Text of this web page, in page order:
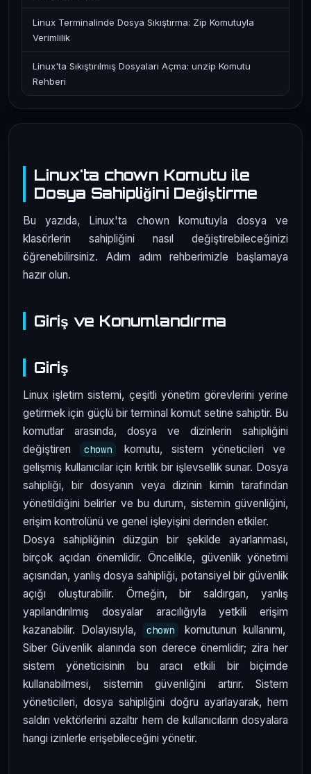
Linux'ta chown Komutu ile
Dosya Sahipliğini Değiştirme
Bu yazıda, Linux'ta chown komutuyla dosya ve
klasörlerin sahipliğini nasıl değiştirebileceğinizi
öğrenebilirsiniz. Adım adım rehberimizle başlamaya
hazır olun.
Giriş ve Konumlandırma
Giriş
Linux işletim sistemi, çeşitli yönetim görevlerini yerine
getirmek için güçlü bir terminal komut setine sahiptir. Bu
komutlar arasında, dosya ve dizinlerin sahipliğini
değiştiren
chown
komutu, sistem yöneticileri ve
gelişmiş kullanıcılar için kritik bir işlevsellik sunar. Dosya
sahipliği, bir dosyanın veya dizinin kimin tarafından
yönetildiğini belirler ve bu durum, sistemin güvenliğini,
erişim kontrolünü ve genel işleyişini derinden etkiler.
Dosya sahipliğinin düzgün bir şekilde ayarlanması,
birçok açıdan önemlidir. Öncelikle, güvenlik yönetimi
açısından, yanlış dosya sahipliği, potansiyel bir güvenlik
açığı oluşturabilir. Örneğin, bir saldırgan, yanlış
yapılandırılmış dosyalar aracılığıyla yetkili erişim
kazanabilir. Dolayısıyla,
chown
komutunun kullanımı,
Siber Güvenlik alanında son derece önemlidir; zira her
sistem yöneticisinin bu aracı etkili bir biçimde
kullanabilmesi, sistemin güvenliğini artırır. Sistem
yöneticileri, dosya sahipliğini doğru ayarlayarak, hem
saldırı vektörlerini azaltır hem de kullanıcıların dosyalara
hangi izinlerle erişebileceğini yönetir.
Linux Terminalinde Dosya Sıkıştırma: Zip Komutuyla
Verimlilik
Linux'ta Sıkıştırılmış Dosyaları Açma: unzip Komutu
Rehberi